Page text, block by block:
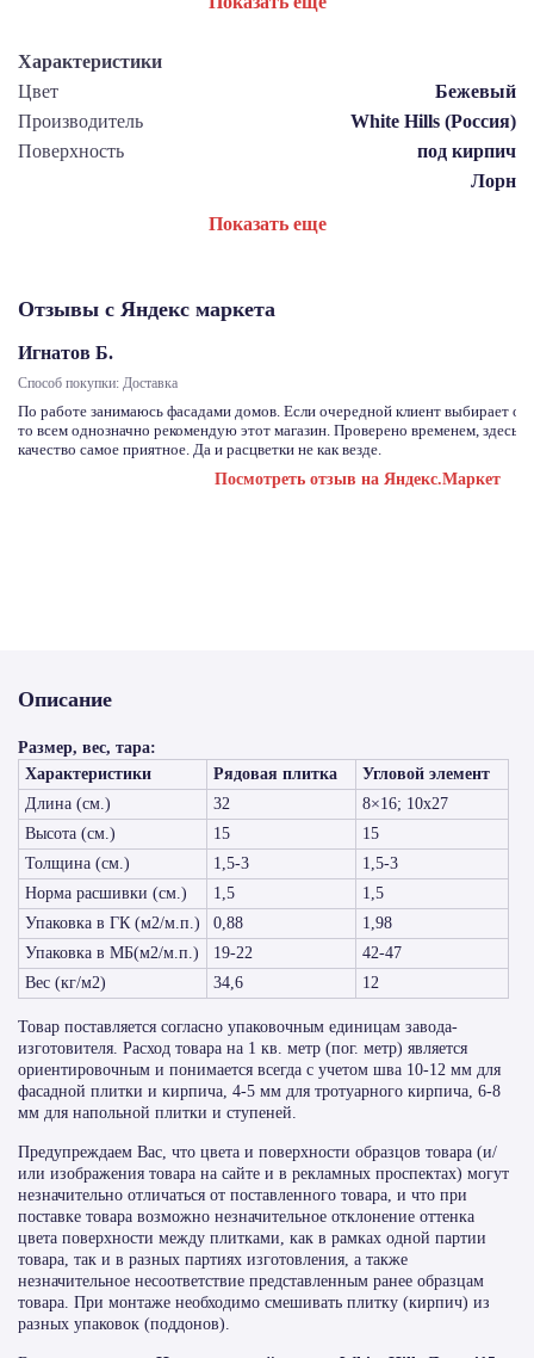
Характеристики
Цвет
Бежевый
Производитель
White Hills (Россия)
Поверхность
под кирпич
Лорн
Показать еще
Отзывы с Яндекс маркета
Игнатов Б.
Способ покупки: Доставка
По работе занимаюсь фасадами домов. Если очередной клиент выбирает
то всем однозначно рекомендую этот магазин. Проверено временем, здесь
качество самое приятное. Да и расцветки не как везде.
Посмотреть отзыв на Яндекс.Маркет
Описание
Размер, вес, тара:
Характеристики
Рядовая плитка
Угловой элемент
Длина (см.)
32
8×16; 10х27
Высота (см.)
15
15
Толщина (см.)
1,5-3
1,5-3
Норма расшивки (см.)
1,5
1,5
Упаковка в ГК (м2/м.п.)
0,88
1,98
Упаковка в МБ(м2/м.п.)
19-22
42-47
Вес (кг/м2)
34,6 12
Товар поставляется согласно упаковочным единицам завода-
изготовителя. Расход товара на 1 кв. метр (пог. метр) является
ориентировочным и понимается всегда с учетом шва 10-12 мм для
фасадной плитки и кирпича, 4-5 мм для тротуарного кирпича, 6-8
мм для напольной плитки и ступеней.
Предупреждаем Вас, что цвета и поверхности образцов товара (и/
или изображения товара на сайте и в рекламных проспектах) могут
незначительно отличаться от поставленного товара, и что при
поставке товара возможно незначительное отклонение оттенка
цвета поверхности между плитками, как в рамках одной партии
товара, так и в разных партиях изготовления, а также
незначительное несоответствие представленным ранее образцам
товара. При монтаже необходимо смешивать плитку (кирпич) из
разных упаковок (поддонов).